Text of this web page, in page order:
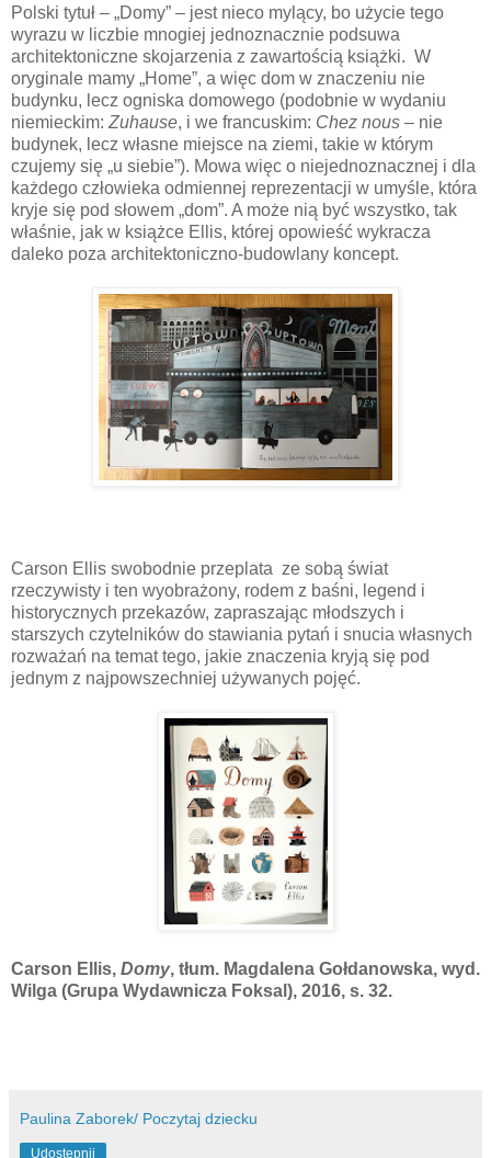
Polski tytuł – „Domy” – jest nieco mylący, bo użycie tego
wyrazu w liczbie mnogiej jednoznacznie podsuwa
architektoniczne skojarzenia z zawartością książki. W
oryginale mamy „Home”, a więc dom w znaczeniu nie
budynku, lecz ogniska domowego (podobnie w wydaniu
niemieckim: Zuhause, i we francuskim: Chez nous – nie
budynek, lecz własne miejsce na ziemi, takie w którym
czujemy się „u siebie”). Mowa więc o niejednoznacznej i dla
każdego człowieka odmiennej reprezentacji w umyśle, która
kryje się pod słowem „dom”. A może nią być wszystko, tak
właśnie, jak w książce Ellis, której opowieść wykracza
daleko poza architektoniczno-budowlany koncept.
Carson Ellis swobodnie przeplata ze sobą świat
rzeczywisty i ten wyobrażony, rodem z baśni, legend i
historycznych przekazów, zapraszając młodszych i
starszych czytelników do stawiania pytań i snucia własnych
rozważań na temat tego, jakie znaczenia kryją się pod
jednym z najpowszechniej używanych pojęć.
Carson Ellis, Domy, tłum. Magdalena Gołdanowska, wyd.
Wilga (Grupa Wydawnicza Foksal), 2016, s. 32.
Paulina Zaborek/ Poczytaj dziecku
Udostępnij